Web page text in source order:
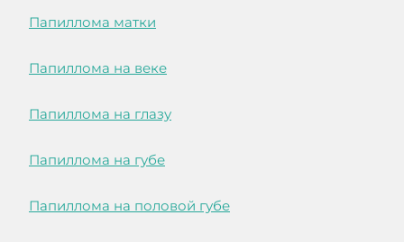
Папиллома матки
Папиллома на веке
Папиллома на глазу
Папиллома на губе
Папиллома на половой губе